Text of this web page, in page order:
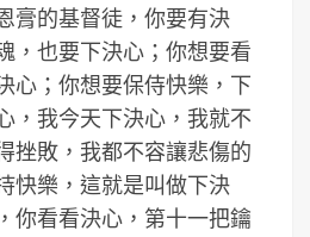
膏的基督徒，你要有決
，也要下決心；你想要看
心；你想要保侍快樂，下
，我今天下決心，我就不
挫敗，我都不容讓悲傷的
快樂，這就是叫做下決
你看看決心，第十一把鑰